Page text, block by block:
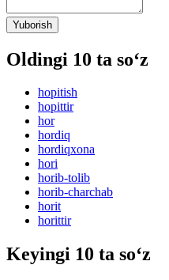
Yuborish
Oldingi 10 ta so‘z
hopitish
hopittir
hor
hordiq
hordiqxona
hori
horib-tolib
horib-charchab
horit
horittir
Keyingi 10 ta so‘z